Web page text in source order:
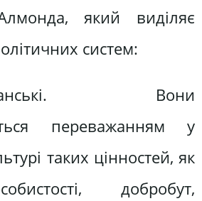
який виділяє
систем:
Вони
переважанням у
таких цінностей, як
добробут,